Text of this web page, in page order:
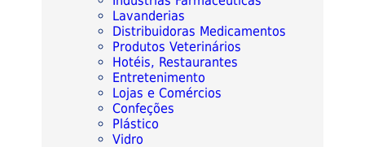
Lavanderias
Distribuidoras Medicamentos
Produtos Veterinários
Hotéis, Restaurantes
Entretenimento
Lojas e Comércios
Confeções
Plástico
Vidro